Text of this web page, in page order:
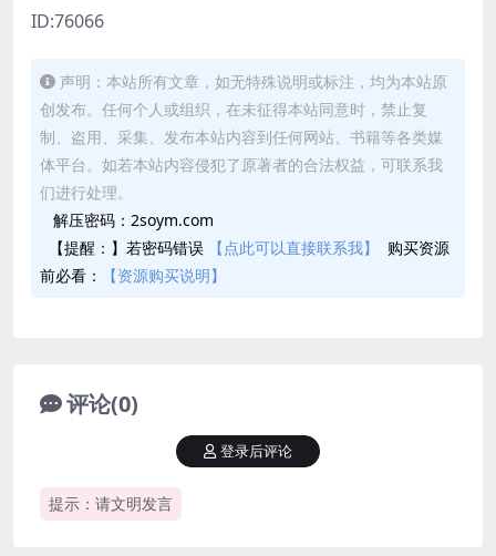
ID:76066
声明：本站所有文章，如无特殊说明或标注，均为本站原
创发布。任何个人或组织，在未征得本站同意时，禁止复
制、盗用、采集、发布本站内容到任何网站、书籍等各类媒
体平台。如若本站内容侵犯了原著者的合法权益，可联系我
们进行处理。
解压密码：2soym.com
【提醒：】若密码错误
【点此可以直接联系我】
购买资源
前必看：
【资源购买说明】
评论(0)
提示：请文明发言
登录后评论